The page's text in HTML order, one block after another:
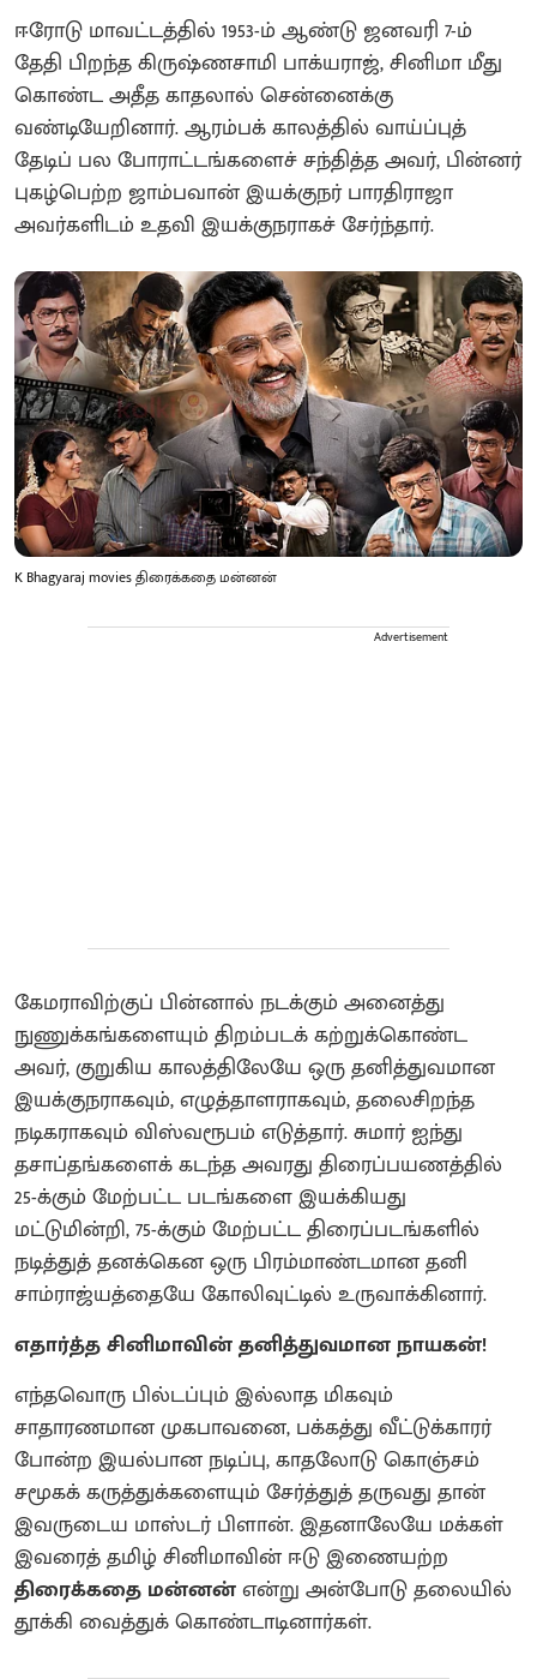
ஈரோடு மாவட்டத்தில் 1953-ம் ஆண்டு ஜனவரி 7-ம்
தேதி பிறந்த கிருஷ்ணசாமி பாக்யராஜ், சினிமா மீது
கொண்ட அதீத காதலால் சென்னைக்கு
வண்டியேறினார். ஆரம்பக் காலத்தில் வாய்ப்புத்
தேடிப் பல போராட்டங்களைச் சந்தித்த அவர், பின்னர்
புகழ்பெற்ற ஜாம்பவான் இயக்குநர் பாரதிராஜா
அவர்களிடம் உதவி இயக்குநராகச் சேர்ந்தார்.
K Bhagyaraj movies திரைக்கதை மன்னன்
Advertisement
கேமராவிற்குப் பின்னால் நடக்கும் அனைத்து
நுணுக்கங்களையும் திறம்படக் கற்றுக்கொண்ட
அவர், குறுகிய காலத்திலேயே ஒரு தனித்துவமான
இயக்குநராகவும், எழுத்தாளராகவும், தலைசிறந்த
நடிகராகவும் விஸ்வரூபம் எடுத்தார். சுமார் ஐந்து
தசாப்தங்களைக் கடந்த அவரது திரைப்பயணத்தில்
25-க்கும் மேற்பட்ட படங்களை இயக்கியது
மட்டுமின்றி, 75-க்கும் மேற்பட்ட திரைப்படங்களில்
நடித்துத் தனக்கென ஒரு பிரம்மாண்டமான தனி
சாம்ராஜ்யத்தையே கோலிவுட்டில் உருவாக்கினார்.
எதார்த்த சினிமாவின் தனித்துவமான நாயகன்!
எந்தவொரு பில்டப்பும் இல்லாத மிகவும்
சாதாரணமான முகபாவனை, பக்கத்து வீட்டுக்காரர்
போன்ற இயல்பான நடிப்பு, காதலோடு கொஞ்சம்
சமூகக் கருத்துக்களையும் சேர்த்துத் தருவது தான்
இவருடைய மாஸ்டர் பிளான். இதனாலேயே மக்கள்
இவரைத் தமிழ் சினிமாவின் ஈடு இணையற்ற
திரைக்கதை மன்னன்என்று அன்போடு தலையில்
தூக்கி வைத்துக் கொண்டாடினார்கள்.